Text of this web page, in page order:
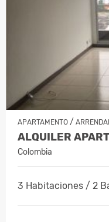
APARTAMENTO /
Colombia
3 Habitaciones / 2